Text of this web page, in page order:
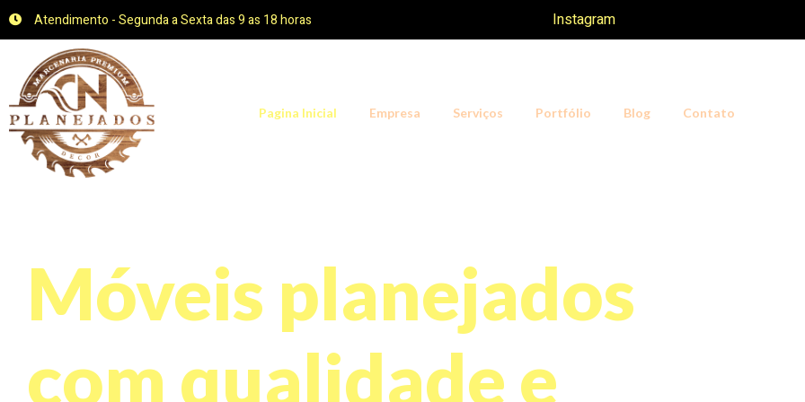
Atendimento - Segunda a Sexta das 9 as 18 horas Instagram
Pagina Inicial Empresa Serviços Portfólio Blog Contato
Móveis planejados
com qualidade e